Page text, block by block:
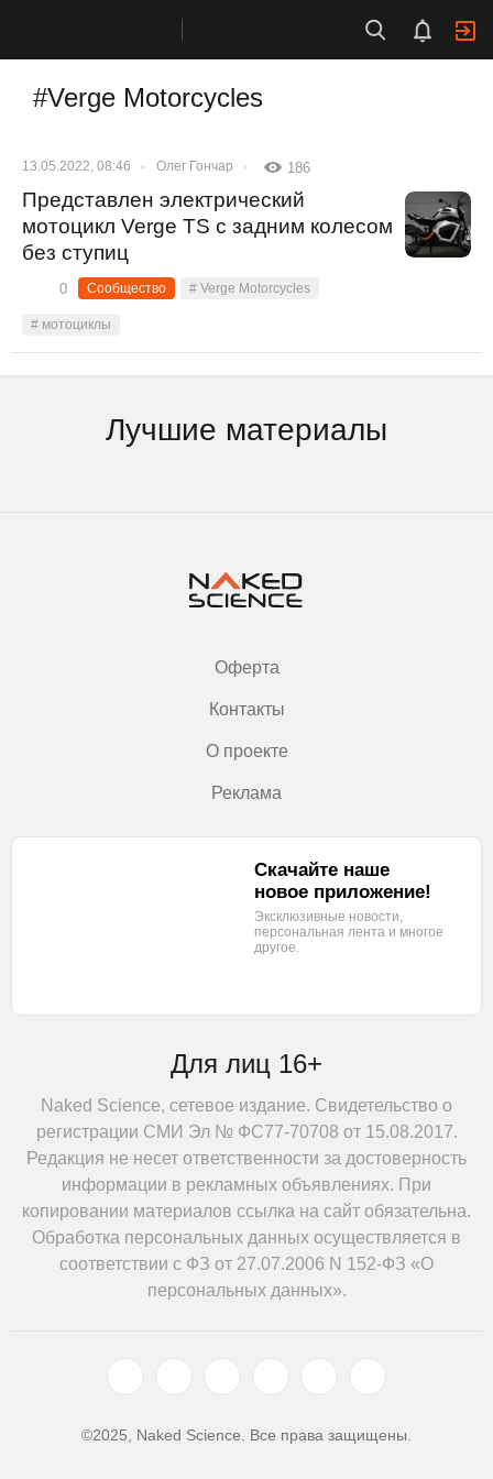
#Verge Motorcycles
13.05.2022, 08:46 Олег Гончар 186
Представлен электрический
мотоцикл Verge TS с задним колесом
без ступиц
0 Сообщество # Verge Motorcycles
# мотоциклы
Лучшие материалы
Оферта
Контакты
О проекте
Реклама
Для лиц 16+
Naked Science, сетевое издание. Свидетельство о
регистрации СМИ Эл № ФС77-70708 от 15.08.2017.
Редакция не несет ответственности за достоверность
информации в рекламных объявлениях. При
копировании материалов ссылка на сайт обязательна.
Обработка персональных данных осуществляется в
соответствии с ФЗ от 27.07.2006 N 152-ФЗ «О
персональных данных».
Скачайте наше
новое приложение!
Эксклюзивные новости,
персональная лента и многое
другое.
©2025, Naked Science. Все права защищены.